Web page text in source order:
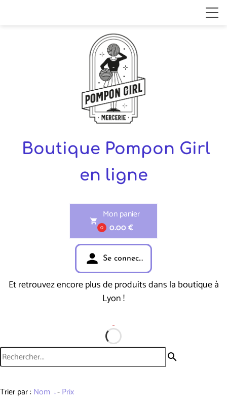
Boutique Pompon Girl
en ligne
shopping_cart
0
Mon panier
0.00 €
person Se connecter
Et retrouvez encore plus de produits dans la boutique à
Lyon !
search
Trier par : Nom -Prix